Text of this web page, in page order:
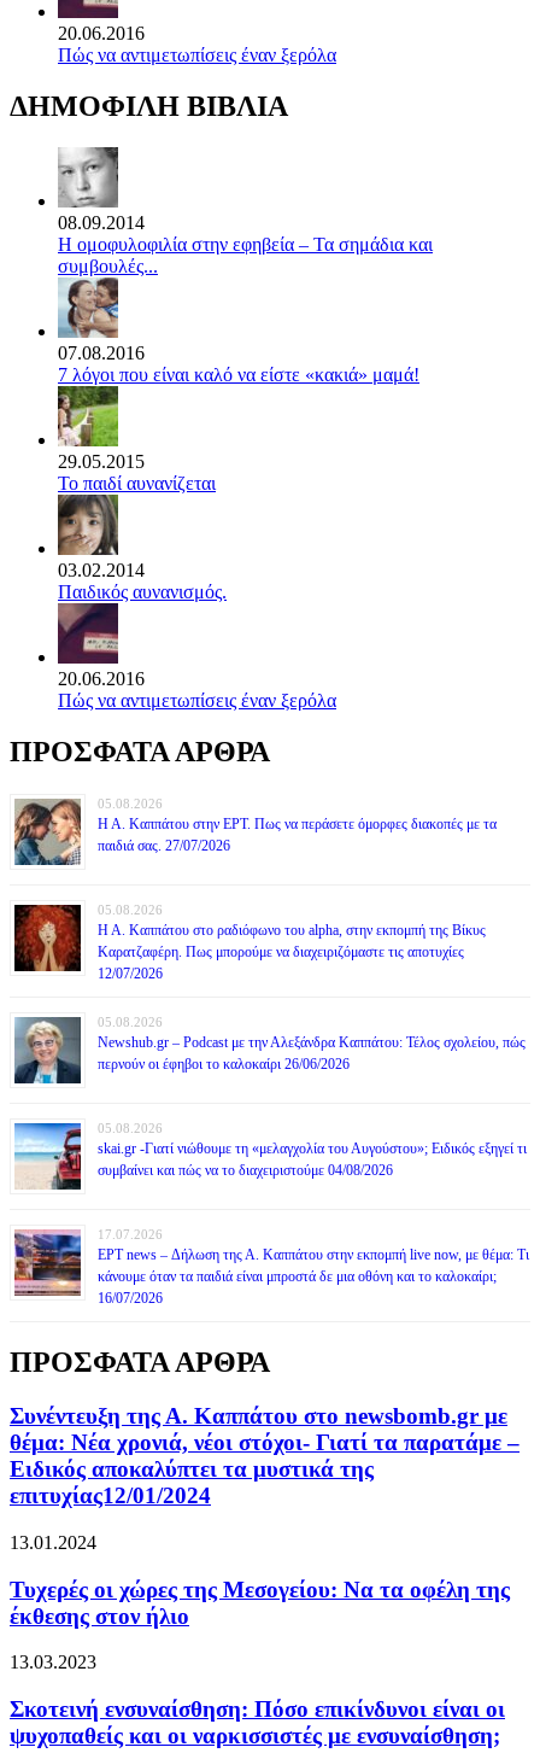
20.06.2016
Πώς να αντιμετωπίσεις έναν ξερόλα
ΔΗΜΟΦΙΛΗ ΒΙΒΛΙΑ
08.09.2014
Η ομοφυλοφιλία στην εφηβεία – Τα σημάδια και
συμβουλές...
07.08.2016
7 λόγοι που είναι καλό να είστε «κακιά» μαμά!
29.05.2015
Το παιδί αυνανίζεται
03.02.2014
Παιδικός αυνανισμός.
20.06.2016
Πώς να αντιμετωπίσεις έναν ξερόλα
ΠΡΟΣΦΑΤΑ ΑΡΘΡΑ
05.08.2026
Η Α. Καππάτου στην ΕΡΤ. Πως να περάσετε όμορφες διακοπές με τα
παιδιά σας. 27/07/2026
05.08.2026
Η Α. Καππάτου στο ραδιόφωνο του alpha, στην εκπομπή της Βίκυς
Καρατζαφέρη. Πως μπορούμε να διαχειριζόμαστε τις αποτυχίες
12/07/2026
05.08.2026
Newshub.gr – Podcast με την Αλεξάνδρα Καππάτου: Τέλος σχολείου, πώς
περνούν οι έφηβοι το καλοκαίρι 26/06/2026
05.08.2026
skai.gr -Γιατί νιώθουμε τη «μελαγχολία του Αυγούστου»; Ειδικός εξηγεί τι
συμβαίνει και πώς να το διαχειριστούμε 04/08/2026
17.07.2026
ΕΡΤ news – Δήλωση της Α. Καππάτου στην εκπομπή live now, με θέμα: Τι
κάνουμε όταν τα παιδιά είναι μπροστά δε μια οθόνη και το καλοκαίρι;
16/07/2026
ΠΡΟΣΦΑΤΑ ΑΡΘΡΑ
Συνέντευξη της Α. Καππάτου στο newsbomb.gr με
θέμα: Νέα χρονιά, νέοι στόχοι- Γιατί τα παρατάμε –
Ειδικός αποκαλύπτει τα μυστικά της
επιτυχίας12/01/2024
13.01.2024
Τυχερές οι χώρες της Μεσογείου: Να τα οφέλη της
έκθεσης στον ήλιο
13.03.2023
Σκοτεινή ενσυναίσθηση: Πόσο επικίνδυνοι είναι οι
ψυχοπαθείς και οι ναρκισσιστές με ενσυναίσθηση;